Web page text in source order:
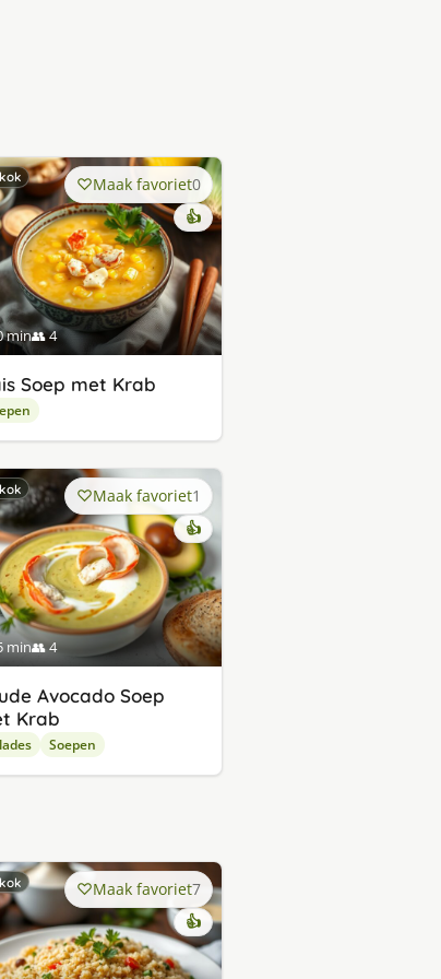
min👥 4
Maak favoriet0
👍
Soep met Krab
min👥 4
Maak favoriet1
👍
Avocado Soep
Krab
Soepen
Maak favoriet7
👍